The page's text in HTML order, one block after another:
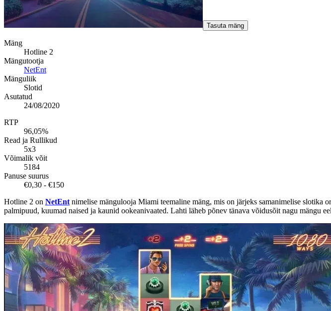
Tasuta mäng
Mäng
Hotline 2
Mängutootja
NetEnt
Mänguliik
Slotid
Asutatud
24/08/2020
RTP
96,05%
Read ja Rullikud
5x3
Võimalik võit
5184
Panuse suurus
€0,30 - €150
Hotline 2 on NetEnt nimelise mängulooja Miami teemaline mäng, mis on järjeks samanimelise slotika
palmipuud, kuumad naised ja kaunid ookeanivaated. Lahti läheb põnev tänava võidusõit nagu mängu